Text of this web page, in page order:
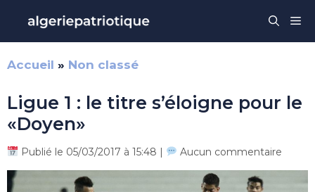
contenu
Accueil » Non classé
Ligue 1 : le titre s’éloigne pour le
«Doyen»
Publié le 05/03/2017 à 15:48 | Aucun commentaire